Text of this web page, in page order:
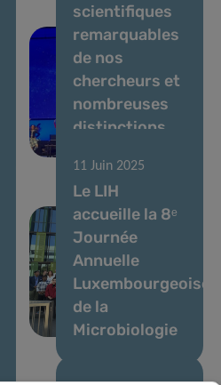
scientifiques
remarquables
de nos
chercheurs et
nombreuses
distinctions
11 Juin 2025
Le LIH
accueille la 8ᵉ
Journée
Annuelle
Luxembourgeoise
de la
Microbiologie